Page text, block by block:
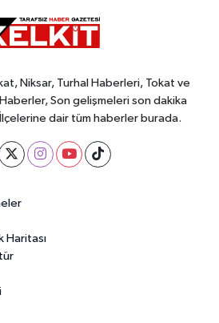
Niksar, Turhal Haberleri, Tokat ve
Son gelişmeleri son dakika
dair tüm haberler burada.
Haritası